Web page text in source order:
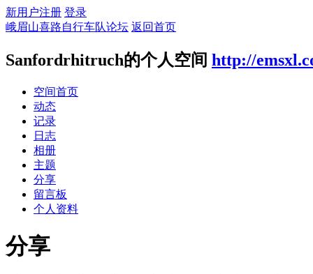
新用户注册 登录
峨眉山喜路自行车队论坛 返回首页
Sanfordrhitruch的个人空间 http://
空间首页
动态
记录
日志
相册
主题
分享
留言板
个人资料
分享